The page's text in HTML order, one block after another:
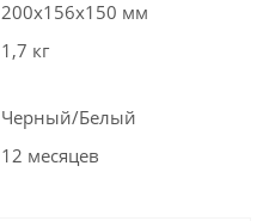
200х156х150 мм
1,7 кг
Черный/Белый
12 месяцев